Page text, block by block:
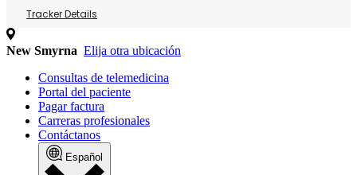
Tracker Details
New Smyrna Elija otra ubicación
Consultas de telemedicina
Portal del paciente
Pagar factura
Carreras profesionales
Contáctanos
Español